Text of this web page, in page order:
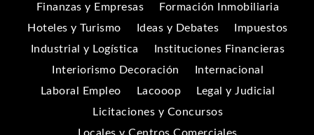
Finanzas y Empresas
Formación Inmobiliaria
Hoteles y Turismo
Ideas y Debates
Impuestos
Industrial y Logística
Instituciones Financieras
Interiorismo Decoración
Internacional
Laboral Empleo
Lacooop
Legal y Judicial
Licitaciones y Concursos